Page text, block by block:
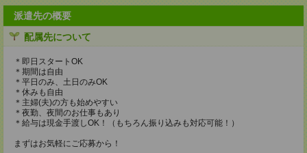
派遣先の概要
配属先について
＊即日スタートOK
＊期間は自由
＊平日のみ、土日のみOK
＊休みも自由
＊主婦(夫)の方も始めやすい
＊夜勤、夜間のお仕事もあり
＊給与は現金手渡しOK！（もちろん振り込みも対応可能！）
まずはお気軽にご応募から！